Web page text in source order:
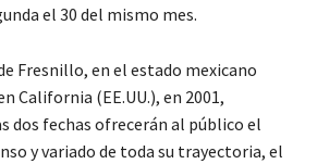
el 30 del mismo mes.
Fresnillo, en el estado mexicano
California (EE.UU.), en 2001,
dos fechas ofrecerán al público el
y variado de toda su trayectoria, el